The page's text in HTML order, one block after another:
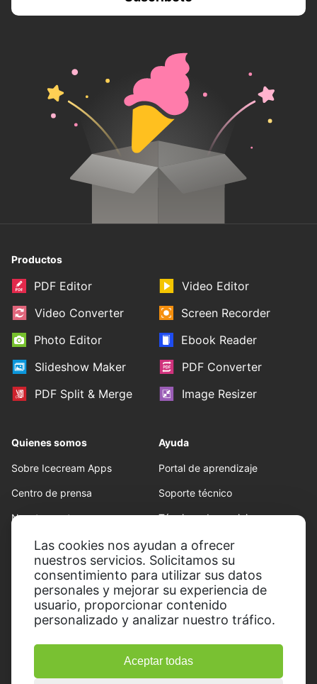
Las cookies nos ayudan a ofrecer
nuestros servicios. Solicitamos su
consentimiento para utilizar sus datos
personales y mejorar su experiencia de
usuario, proporcionar contenido
personalizado y analizar nuestro tráfico.
Aceptar todas
© 2014-2026, Icecream Apps.
Todos los derechos reservados
Productos
PDF Editor
Video Editor
Video Converter
Screen Recorder
Photo Editor
Ebook Reader
Slideshow Maker
PDF Converter
PDF Split & Merge
Image Resizer
Quienes somos
Sobre Icecream Apps
Centro de prensa
Nuestros autores
Colaboración
Ayuda
Portal de aprendizaje
Soporte técnico
Términos de servicio
Politica de reembolso
Conditions d'utilisation